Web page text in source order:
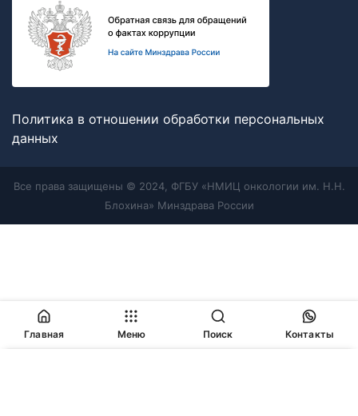
Политика в отношении обработки персональных
данных
Все права защищены © 2024, ФГБУ «НМИЦ онкологии им. Н.Н.
Блохина» Минздрава России
Главная Меню Поиск Контакты